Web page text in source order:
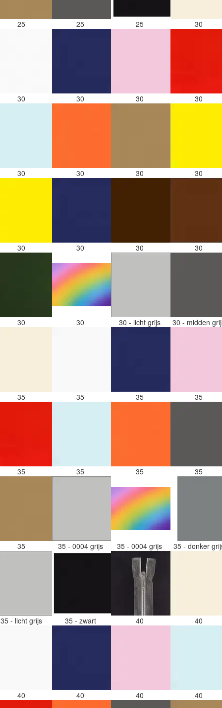
25 25 25 30
30 30 30 30
30 30 30 30
30 30 30 30
30 30 30 - licht grijs 30 - midden
35 35 35 35
35 35 35 35
35 35 - 0004 grijs 35 - 0004 grijs 35 - donker
35 - licht grijs 35 - zwart 40 40
40 40 40 40